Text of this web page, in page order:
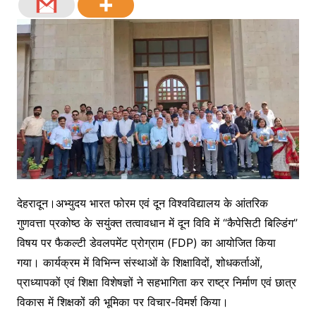
देहरादून।अभ्युदय भारत फोरम एवं दून विश्वविद्यालय के आंतरिक
गुणवत्ता प्रकोष्ठ के सयुंक्त तत्वावधान में दून विवि में “कैपेसिटी बिल्डिंग”
विषय पर फैकल्टी डेवलपमेंट प्रोग्राम (FDP) का आयोजित किया
गया। कार्यक्रम में विभिन्न संस्थाओं के शिक्षाविदों, शोधकर्ताओं,
प्राध्यापकों एवं शिक्षा विशेषज्ञों ने सहभागिता कर राष्ट्र निर्माण एवं छात्र
विकास में शिक्षकों की भूमिका पर विचार-विमर्श किया।